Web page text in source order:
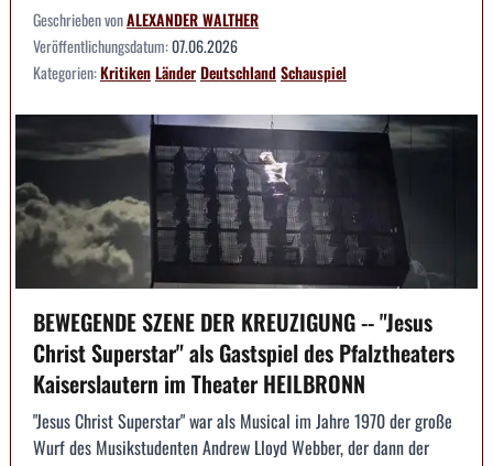
Geschrieben vonALEXANDER WALTHER
Veröffentlichungsdatum:07.06.2026
Kategorien:KritikenLänderDeutschlandSchauspiel
BEWEGENDE SZENE DER KREUZIGUNG -- "Jesus
Christ Superstar" als Gastspiel des Pfalztheaters
Kaiserslautern im Theater HEILBRONN
"Jesus Christ Superstar" war als Musical im Jahre 1970 der große
Wurf des Musikstudenten Andrew Lloyd Webber, der dann der